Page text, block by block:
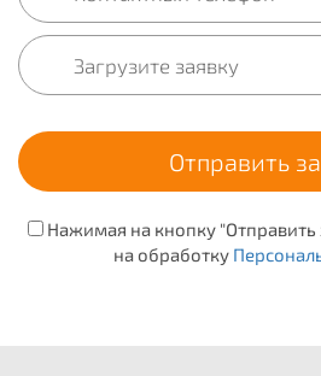
Нажимая на кнопку "Отправить
на обработку